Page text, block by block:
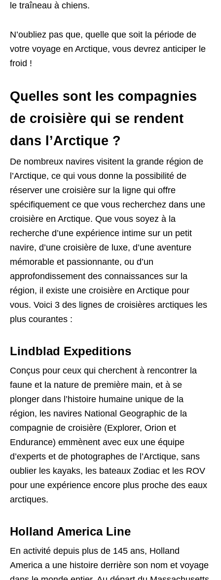
le traîneau à chiens.
N’oubliez pas que, quelle que soit la période de
votre voyage en Arctique, vous devrez anticiper le
froid !
Quelles sont les compagnies
de croisière qui se rendent
dans l’Arctique ?
De nombreux navires visitent la grande région de
l’Arctique, ce qui vous donne la possibilité de
réserver une croisière sur la ligne qui offre
spécifiquement ce que vous recherchez dans une
croisière en Arctique. Que vous soyez à la
recherche d’une expérience intime sur un petit
navire, d’une croisière de luxe, d’une aventure
mémorable et passionnante, ou d’un
approfondissement des connaissances sur la
région, il existe une croisière en Arctique pour
vous. Voici 3 des lignes de croisières arctiques les
plus courantes :
Lindblad Expeditions
Conçus pour ceux qui cherchent à rencontrer la
faune et la nature de première main, et à se
plonger dans l’histoire humaine unique de la
région, les navires National Geographic de la
compagnie de croisière (Explorer, Orion et
Endurance) emmènent avec eux une équipe
d’experts et de photographes de l’Arctique, sans
oublier les kayaks, les bateaux Zodiac et les ROV
pour une expérience encore plus proche des eaux
arctiques.
Holland America Line
En activité depuis plus de 145 ans, Holland
America a une histoire derrière son nom et voyage